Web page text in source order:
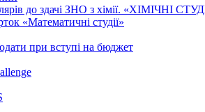
до здачі ЗНО з хімії. «ХІМІЧНІ
«Математичні студії»
при вступі на бюджет